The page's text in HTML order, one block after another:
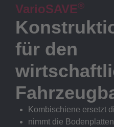
VarioSAVE®
für den
Kombischiene ersetzt
nimmt die